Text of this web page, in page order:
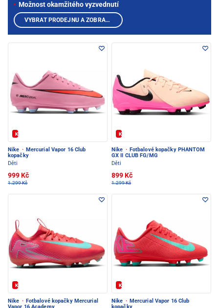
Kód: FOTBAL20
Nike · Mercurial Vapor 16 Club
kopačky
Děti
999 Kč
1.299 Kč
Kód: FOTBAL20
Nike · Fotbalové kopačky PHANTOM
GX II CLUB FG/MG
Děti
899 Kč
1.299 Kč
Kód: FOTBAL20
Nike · Fotbalové kopačky Mercurial
Kód: FOTBAL20
Nike · Mercurial Vapor 16 Club
Možnost okamžitého vyzvednutí
VYBRAT PRODEJNU A ZOBRAZIT PRODUKTY